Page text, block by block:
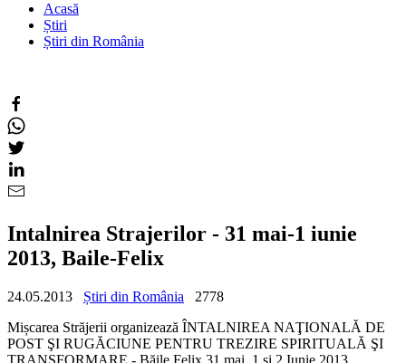
Acasă
Știri
Știri din România
Intalnirea Strajerilor - 31 mai-1 iunie
2013, Baile-Felix
24.05.2013 Știri din România
2778
Mișcarea Străjerii organizează ÎNTALNIREA NAŢIONALĂ DE
POST ŞI RUGĂCIUNE PENTRU TREZIRE SPIRITUALĂ ŞI
TRANSFORMARE - Băile Felix 31 mai, 1 si 2 Iunie 2013